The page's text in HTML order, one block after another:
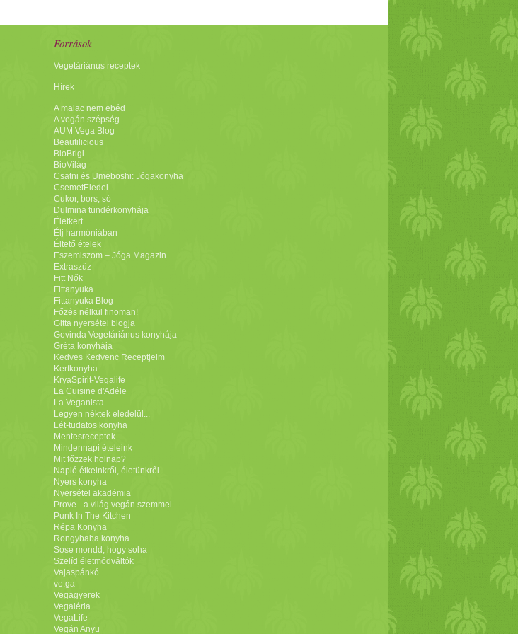
Források
Vegetáriánus receptek
Hírek
A malac nem ebéd
A vegán szépség
AUM Vega Blog
Beautilicious
BioBrigi
BioVilág
Csatni és Umeboshi: Jógakonyha
CsemetEledel
Cukor, bors, só
Dulmina tündérkonyhája
Életkert
Élj harmóniában
Éltető ételek
Eszemiszom – Jóga Magazin
Extraszűz
Fitt Nők
Fittanyuka
Fittanyuka Blog
Főzés nélkül finoman!
Gitta nyersétel blogja
Govinda Vegetáriánus konyhája
Gréta konyhája
Kedves Kedvenc Receptjeim
Kertkonyha
KryaSpirit-Vegalife
La Cuisine d'Adéle
La Veganista
Legyen néktek eledelül...
Lét-tudatos konyha
Mentesreceptek
Mindennapi ételeink
Mit főzzek holnap?
Napló étkeinkről, életünkről
Nyers konyha
Nyersétel akadémia
Prove - a világ vegán szemmel
Punk In The Kitchen
Répa Konyha
Rongybaba konyha
Sose mondd, hogy soha
Szelíd életmódváltók
Vajaspánkó
ve.ga
Vegagyerek
Vegaléria
VegaLife
Vegán Anyu